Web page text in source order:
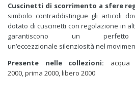
Cuscinetti di scorrimento a sfere
simbolo contraddistingue gli articoli
dotato di cuscinetti con regolazione in
garantiscono un
un‘eccezzionale silenziosità nel
Presente nelle collezioni:
acqua
2000,prima 2000,libero 2000